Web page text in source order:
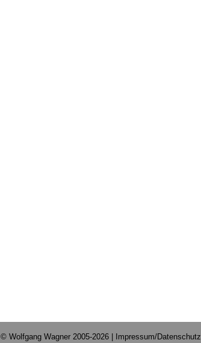
© Wolfgang Wagner 2005-2026 | Impressum/